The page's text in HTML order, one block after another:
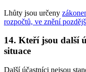
Lhůty jsou určeny
rozpočtů, ve znění
14. Kteří jsou další
situace
Další účastníci nejsou